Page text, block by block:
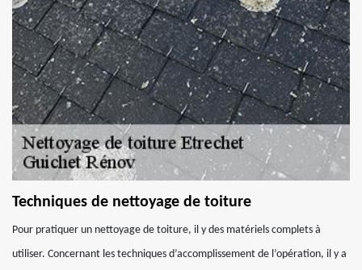
Techniques de nettoyage de toiture
Pour pratiquer un nettoyage de toiture, il y des matériels complets à
utiliser. Concernant les techniques d’accomplissement de l’opération, il y a